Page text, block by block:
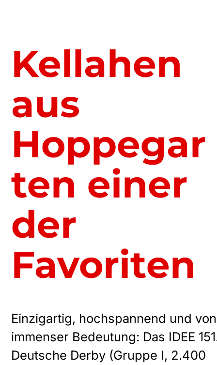
Kellahen
aus
Hoppegar
ten einer
der
Favoriten
Einzigartig, hochspannend und von
immenser Bedeutung: Das IDEE
Deutsche Derby (Gruppe I, 2.400